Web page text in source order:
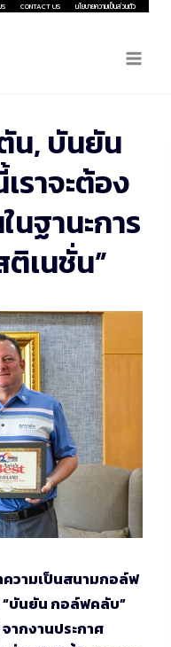
CONTACT US นโยบายความเป็นส่วนตัว
น, บันยัน
ราจะต้อง
นฐานะการ
เนชั่น”
วามเป็นสนามกอล์ฟ
“บันยัน กอล์ฟคลับ”
ากงานประกาศ